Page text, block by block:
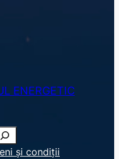
ENERGETIC
și condiții